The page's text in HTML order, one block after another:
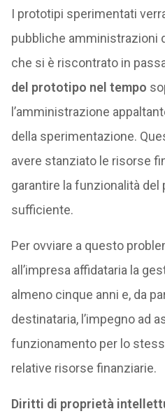
I prototipi sperimentati
pubbliche amministrazioni
che si è riscontrato in
del prototipo nel tempo
l’amministrazione
della sperimentazione.
avere stanziato le risorse
garantire la funzionalità
sufficiente.
Per ovviare a questo
all’impresa affidataria la
almeno cinque anni e, da
destinataria, l’impegno ad
funzionamento per lo
relative risorse finanziarie.
Diritti di proprietà